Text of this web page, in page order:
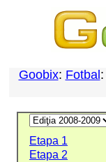
Goobix: Fotbal :
Etapa 1
Etapa 2